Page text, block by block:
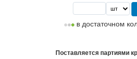
в достаточном
Поставляется партиями